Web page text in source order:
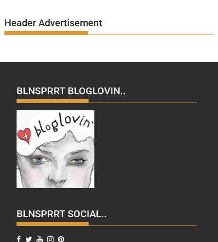
Header Advertisement
BLNSPRRT BLOGLOVIN..
BLNSPRRT SOCIAL..